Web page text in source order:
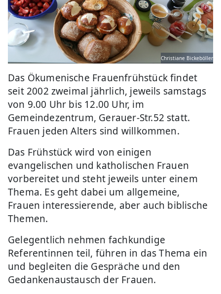
Christiane Bickeböller
Das Ökumenische Frauenfrühstück findet
seit 2002 zweimal jährlich, jeweils samstags
von 9.00 Uhr bis 12.00 Uhr, im
Gemeindezentrum, Gerauer-Str.52 statt.
Frauen jeden Alters sind willkommen.
Das Frühstück wird von einigen
evangelischen und katholischen Frauen
vorbereitet und steht jeweils unter einem
Thema. Es geht dabei um allgemeine,
Frauen interessierende, aber auch biblische
Themen.
Gelegentlich nehmen fachkundige
Referentinnen teil, führen in das Thema ein
und begleiten die Gespräche und den
Gedankenaustausch der Frauen.